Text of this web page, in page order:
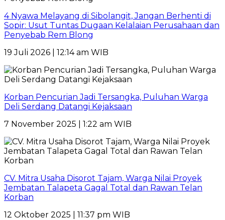
4 Nyawa Melayang di Sibolangit, Jangan Berhenti di
Sopir: Usut Tuntas Dugaan Kelalaian Perusahaan dan
Penyebab Rem Blong
19 Juli 2026 | 12:14 am WIB
Korban Pencurian Jadi Tersangka, Puluhan Warga
Deli Serdang Datangi Kejaksaan
7 November 2025 | 1:22 am WIB
CV. Mitra Usaha Disorot Tajam, Warga Nilai Proyek
Jembatan Talapeta Gagal Total dan Rawan Telan
Korban
12 Oktober 2025 | 11:37 pm WIB